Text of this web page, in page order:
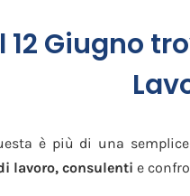
12 Giugno
è più di una
lavoro, consulenti e